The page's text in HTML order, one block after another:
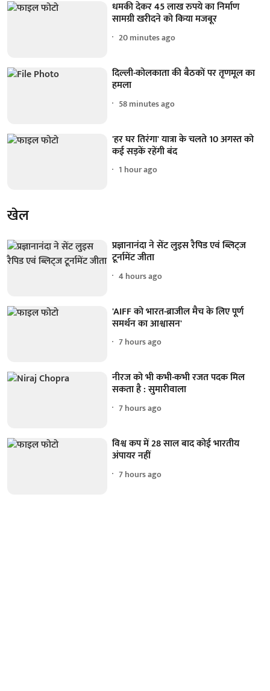
धमकी देकर 45 लाख रुपये का निर्माण
सामग्री खरीदने को किया मजबूर
20 minutes ago
दिल्ली-कोलकाता की बैठकों पर तृणमूल का
हमला
58 minutes ago
'हर घर तिरंगा' यात्रा के चलते 10 अगस्त को
कई सड़कें रहेंगी बंद
1 hour ago
खेल
प्रज्ञानानंदा ने सेंट लुइस रैपिड एवं ब्लिट्ज
टूर्नामेंट जीता
4 hours ago
'AIFF को भारत-ब्राजील मैच के लिए पूर्ण
समर्थन का आश्वासन'
7 hours ago
नीरज को भी कभी-कभी रजत पदक मिल
सकता है : सुमारीवाला
7 hours ago
विश्व कप में 28 साल बाद कोई भारतीय
अंपायर नहीं
7 hours ago